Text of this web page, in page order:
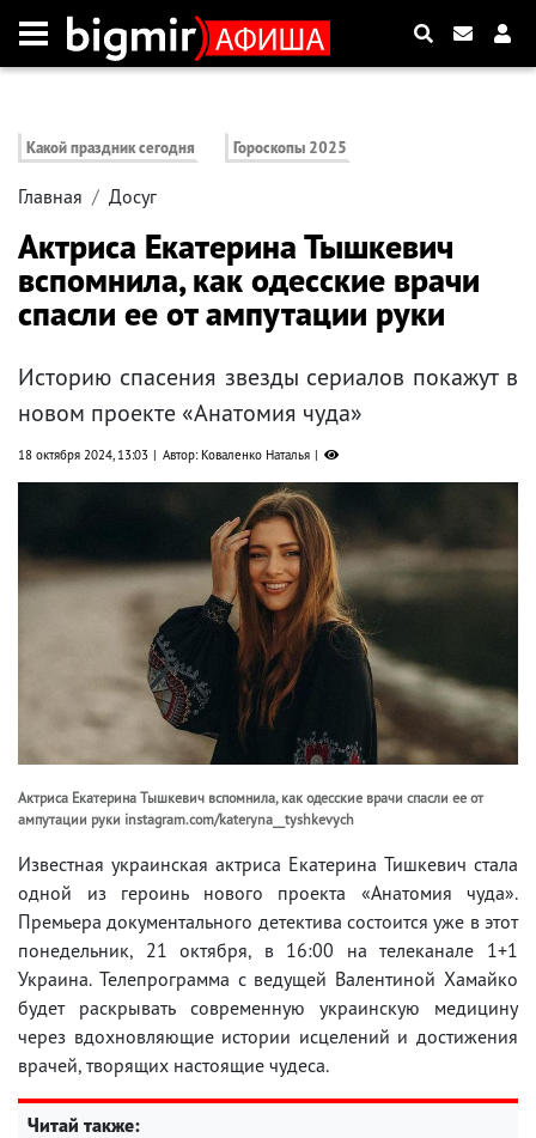
Какой праздник сегодня Гороскопы 2025
Главная Досуг
Актриса Екатерина Тышкевич
вспомнила, как одесские врачи
спасли ее от ампутации руки
Историю спасения звезды сериалов покажут в
новом проекте «Анатомия чуда»
18 октября 2024, 13:03 Автор: Коваленко Наталья
Актриса Екатерина Тышкевич вспомнила, как одесские врачи спасли ее от
ампутации руки instagram.com/kateryna__tyshkevych
Известная украинская актриса Екатерина Тишкевич стала
одной из героинь нового проекта «Анатомия чуда».
Премьера документального детектива состоится уже в этот
понедельник, 21 октября, в 16:00 на телеканале 1+1
Украина. Телепрограмма с ведущей Валентиной Хамайко
будет раскрывать современную украинскую медицину
через вдохновляющие истории исцелений и достижения
врачей, творящих настоящие чудеса.
Читай также: